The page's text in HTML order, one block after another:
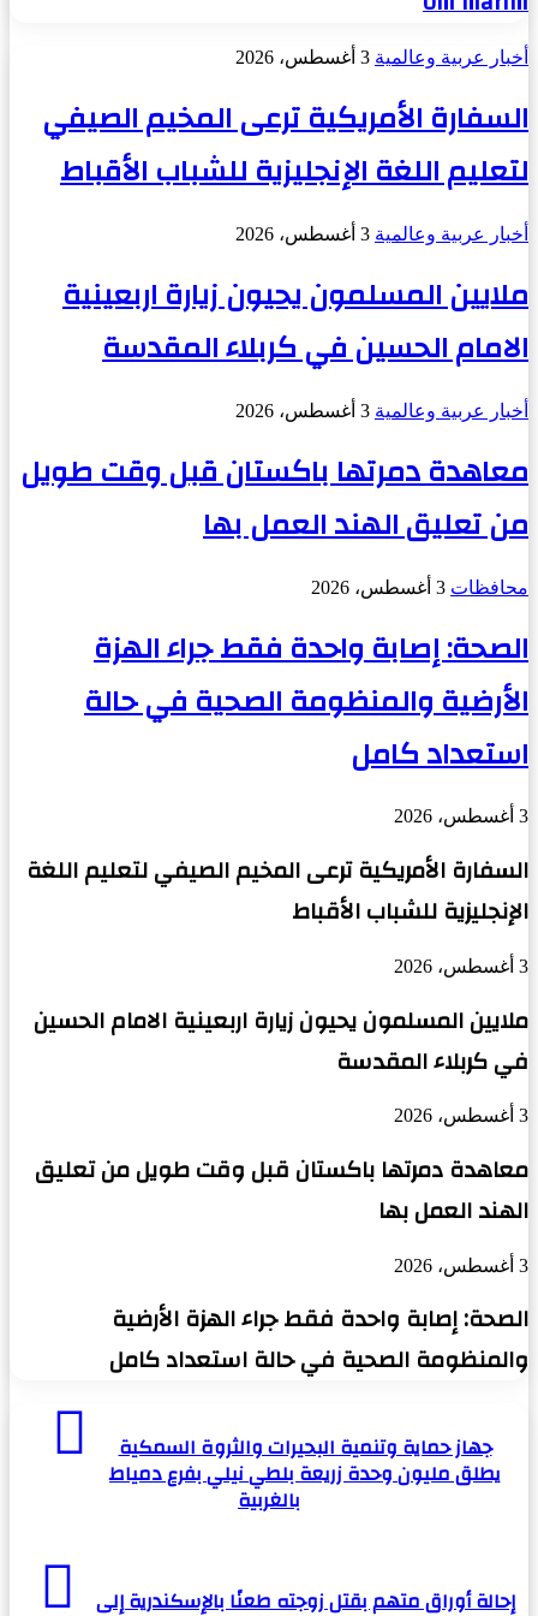
أخبار عربية وعالمية 3 أغسطس، 2026
السفارة الأمريكية ترعى المخيم الصيفي
لتعليم اللغة الإنجليزية للشباب الأقباط
أخبار عربية وعالمية 3 أغسطس، 2026
ملايين المسلمون يحيون زيارة اربعينية
الامام الحسين في كربلاء المقدسة
أخبار عربية وعالمية 3 أغسطس، 2026
معاهدة دمرتها باكستان قبل وقت طويل
من تعليق الهند العمل بها
محافظات 3 أغسطس، 2026
الصحة: إصابة واحدة فقط جراء الهزة
الأرضية والمنظومة الصحية في حالة
استعداد كامل
3 أغسطس، 2026
السفارة الأمريكية ترعى المخيم الصيفي لتعليم اللغة
الإنجليزية للشباب الأقباط
3 أغسطس، 2026
ملايين المسلمون يحيون زيارة اربعينية الامام الحسين
في كربلاء المقدسة
3 أغسطس، 2026
معاهدة دمرتها باكستان قبل وقت طويل من تعليق
الهند العمل بها
3 أغسطس، 2026
الصحة: إصابة واحدة فقط جراء الهزة الأرضية
والمنظومة الصحية في حالة استعداد كامل
وتنمية
البحيرات
وحدة
جهاز حماية وتنمية البحيرات والثروة السمكية
يطلق مليون وحدة زريعة بلطي نيلي بفرع دمياط
بالغربية
أوراق
إحالة أوراق متهم بقتل زوجته طعنًا بالإسكندرية إلى